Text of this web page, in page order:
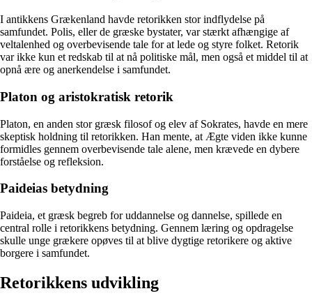
I antikkens Grækenland havde retorikken stor indflydelse på
samfundet. Polis, eller de græske bystater, var stærkt afhængige af
veltalenhed og overbevisende tale for at lede og styre folket. Retorik
var ikke kun et redskab til at nå politiske mål, men også et middel til at
opnå ære og anerkendelse i samfundet.
Platon og aristokratisk retorik
Platon, en anden stor græsk filosof og elev af Sokrates, havde en mere
skeptisk holdning til retorikken. Han mente, at Ægte viden ikke kunne
formidles gennem overbevisende tale alene, men krævede en dybere
forståelse og refleksion.
Paideias betydning
Paideia, et græsk begreb for uddannelse og dannelse, spillede en
central rolle i retorikkens betydning. Gennem læring og opdragelse
skulle unge grækere opøves til at blive dygtige retorikere og aktive
borgere i samfundet.
Retorikkens udvikling